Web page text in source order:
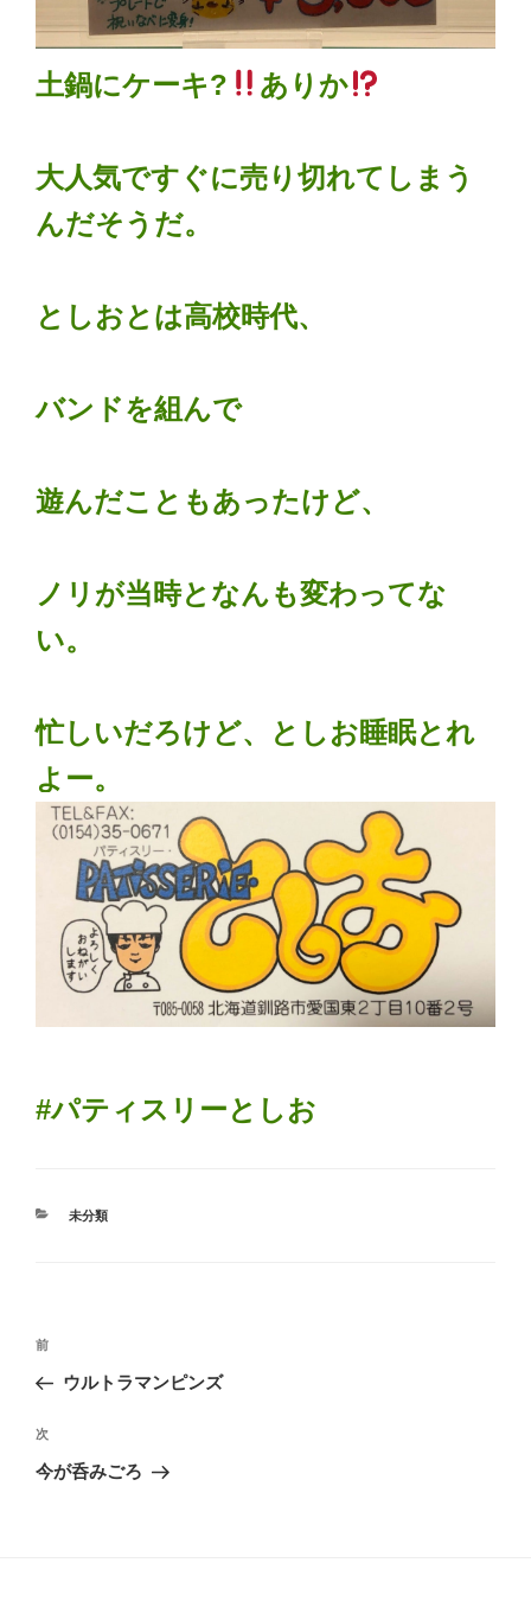
土鍋にケーキ? ありか
大人気ですぐに売り切れてしまう
んだそうだ。
としおとは高校時代、
バンドを組んで
遊んだこともあったけど、
ノリが当時となんも変わってな
い。
忙しいだろけど、としお睡眠とれ
よー。
#パティスリーとしお
カ
未分類
投
ビ
ゲ
過
去
投
稿
前
ウルトラマンピンズ
次
の
次
今が呑みごろ